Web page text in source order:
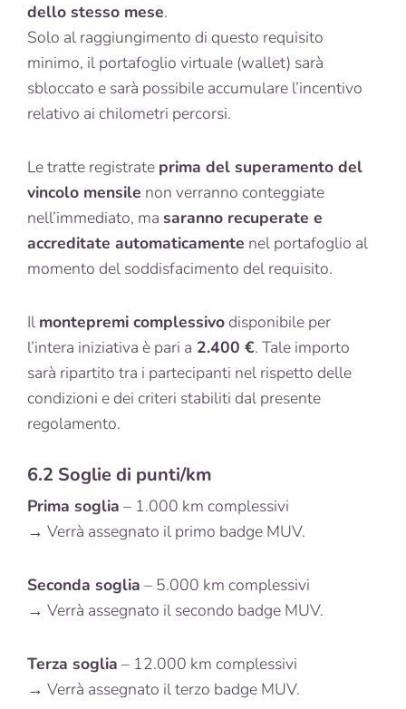
dello stesso mese.
Solo al raggiungimento di questo requisito
minimo, il portafoglio virtuale (wallet) sarà
sbloccato e sarà possibile accumulare l’incentivo
relativo ai chilometri percorsi.
Le tratte registrate prima del superamento del
vincolo mensile non verranno conteggiate
nell’immediato, ma saranno recuperate e
accreditate automaticamente nel portafoglio al
momento del soddisfacimento del requisito.
Il montepremi complessivo disponibile per
l’intera iniziativa è pari a 2.400 €. Tale importo
sarà ripartito tra i partecipanti nel rispetto delle
condizioni e dei criteri stabiliti dal presente
regolamento.
6.2 Soglie di punti/km
Prima soglia – 1.000 km complessivi
→ Verrà assegnato il primo badge MUV.
Seconda soglia – 5.000 km complessivi
→ Verrà assegnato il secondo badge MUV.
Terza soglia – 12.000 km complessivi
→ Verrà assegnato il terzo badge MUV.